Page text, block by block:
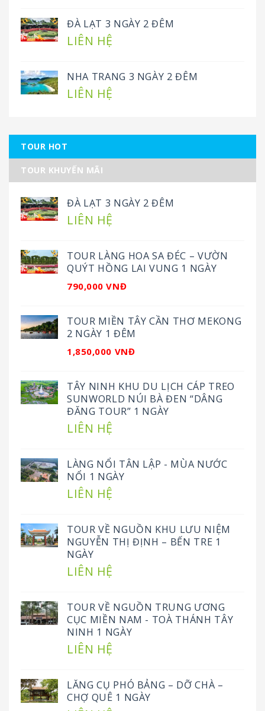
ĐÀ LẠT 3 NGÀY 2 ĐÊM
LIÊN HỆ
NHA TRANG 3 NGÀY 2 ĐÊM
LIÊN HỆ
TOUR HOT
TOUR KHUYẾN MÃI
ĐÀ LẠT 3 NGÀY 2 ĐÊM
LIÊN HỆ
TOUR LÀNG HOA SA ĐÉC – VƯỜN
QUÝT HỒNG LAI VUNG 1 NGÀY
790,000 VNĐ
TOUR MIỀN TÂY CẦN THƠ MEKONG
2 NGÀY 1 ĐÊM
1,850,000 VNĐ
TÂY NINH KHU DU LỊCH CÁP TREO
SUNWORLD NÚI BÀ ĐEN “DÂNG
ĐĂNG TOUR” 1 NGÀY
LIÊN HỆ
LÀNG NỔI TÂN LẬP - MÙA NƯỚC
NỔI 1 NGÀY
LIÊN HỆ
TOUR VỀ NGUỒN KHU LƯU NIỆM
NGUYỄN THỊ ĐỊNH – BẾN TRE 1
NGÀY
LIÊN HỆ
TOUR VỀ NGUỒN TRUNG ƯƠNG
CỤC MIỀN NAM - TOÀ THÁNH TÂY
NINH 1 NGÀY
LIÊN HỆ
LĂNG CỤ PHÓ BẢNG – DỠ CHÀ –
CHỢ QUÊ 1 NGÀY